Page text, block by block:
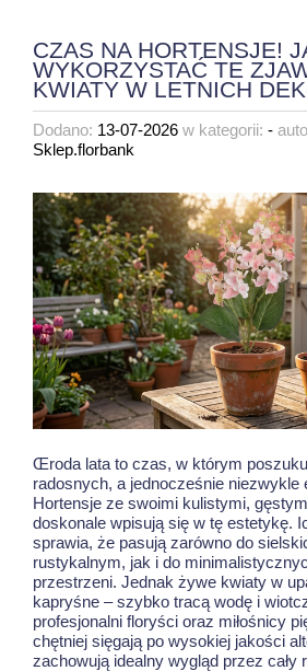
CZAS NA HORTENSJE!
WYKORZYSTAĆ TE
KWIATY W LETNICH
Dodano: 13-07-2026 w kategorii: -
Sklep.florbank
Œroda lata to czas, w którym
radosnych, a jednocześnie niezwykle
Hortensje ze swoimi kulistymi,
doskonale wpisują się w tę estetykę.
sprawia, że pasują zarówno do
rustykalnym, jak i do
przestrzeni. Jednak żywe kwiaty w
kapryśne – szybko tracą wodę i
profesjonalni floryści oraz miłośnicy
chętniej sięgają po wysokiej jakości
zachowują idealny wygląd przez cały